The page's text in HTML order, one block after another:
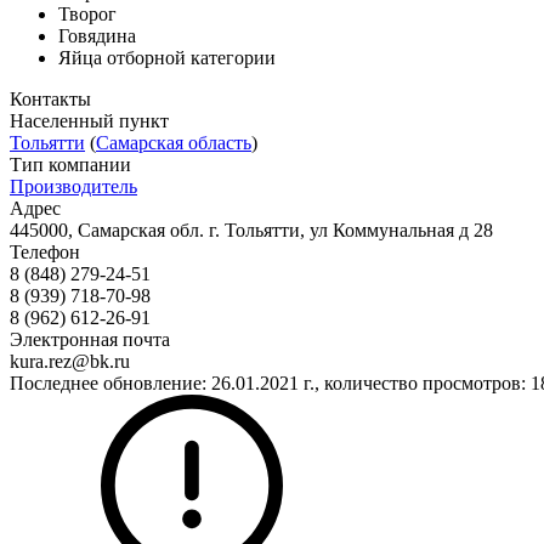
Творог
Говядина
Яйца отборной категории
Контакты
Населенный пункт
Тольятти (Самарская область)
Тип компании
Производитель
Адрес
445000, Самарская обл. г. Тольятти, ул Коммунальная д 28
Телефон
8 (848) 279-24-51
8 (939) 718-70-98
8 (962) 612-26-91
Электронная почта
kura.rez@bk.ru
Последнее обновление: 26.01.2021 г., количество просмотров: